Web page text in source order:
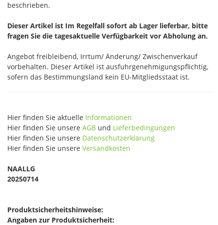
beschrieben.
Dieser Artikel ist Im Regelfall sofort ab Lager lieferbar, bitte
fragen Sie die tagesaktuelle Verfügbarkeit vor Abholung an.
Angebot freibleibend, Irrtum/ Änderung/ Zwischenverkauf
vorbehalten. Dieser Artikel ist ausfuhrgenehmigungspflichtig,
sofern das Bestimmungsland kein EU-Mitgliedsstaat ist.
Hier finden Sie aktuelle Informationen
Hier finden Sie unsere AGB und Lieferbedingungen
Hier finden Sie unsere Datenschutzerklärung
Hier finden Sie unsere Versandkosten
NAALLG
20250714
Produktsicherheitshinweise:
Angaben zur Produktsicherheit: